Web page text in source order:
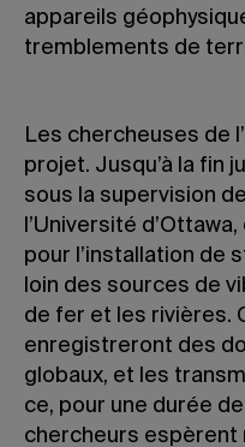
appareils
tremblements de
Les chercheuses de
projet. Jusqu’à la fin
sous la supervision
l’Université
pour l’installation de
loin des sources de
de fer et les rivières.
enregistreront des
globaux, et les
ce, pour une durée
chercheurs espèrent